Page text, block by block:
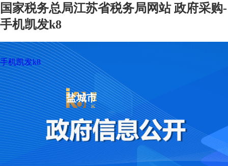
国家税务总局江苏省税务局网站 政府采购-
手机凯发k8
手机凯发k8
盐城市